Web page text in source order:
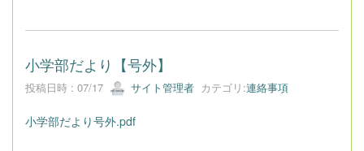
小学部だより【号外】
投稿日時 : 07/17 サイト管理者 カテゴリ:連絡事項
小学部だより号外.pdf